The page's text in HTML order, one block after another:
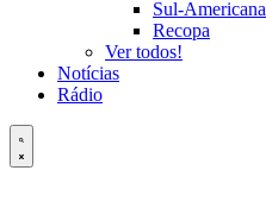
Sul-Americana
Recopa
Ver todos!
Notícias
Rádio